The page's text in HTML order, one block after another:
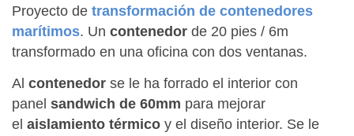
Proyecto de transformación de contenedores
marítimos. Un contenedor de 20 pies / 6m
transformado en una oficina con dos ventanas.
Al contenedor se le ha forrado el interior con
panel sandwich de 60mm para mejorar
el aislamiento térmico y el diseño interior. Se le